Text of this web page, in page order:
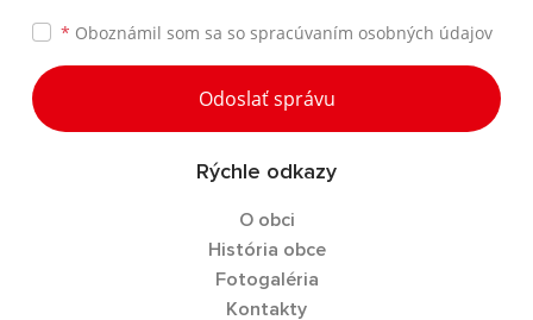
* Oboznámil som sa so spracúvaním osobných údajov
Odoslať správu
Rýchle odkazy
O obci
História obce
Fotogaléria
Kontakty